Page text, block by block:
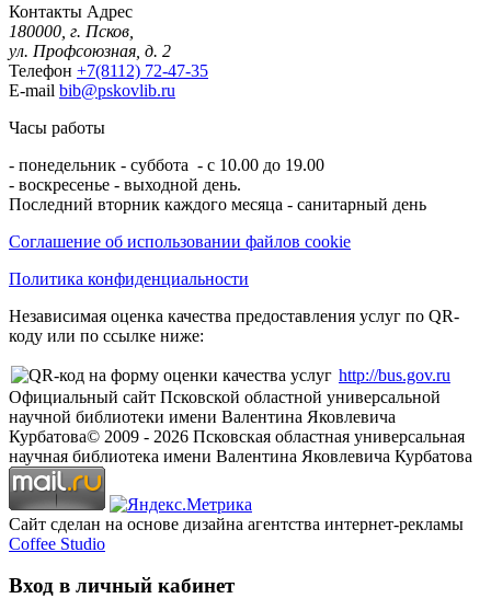
Контакты Адрес
180000, г. Псков,
ул. Профсоюзная, д. 2
Телефон +7(8112) 72-47-35
E-mail bib@pskovlib.ru
Часы работы
- понедельник - суббота - с 10.00 до 19.00
- воскресенье - выходной день.
Последний вторник каждого месяца - санитарный день
Соглашение об использовании файлов cookie
Политика конфиденциальности
Независимая оценка качества предоставления услуг по QR-
коду или по ссылке ниже:
http://bus.gov.ru
Официальный сайт Псковской областной универсальной
научной библиотеки имени Валентина Яковлевича
Курбатова© 2009 - 2026 Псковская областная универсальная
научная библиотека имени Валентина Яковлевича Курбатова
Сайт сделан на основе дизайна агентства интернет-рекламы
Coffee Studio
Вход в личный кабинет